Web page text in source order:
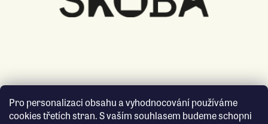
Pro personalizaci obsahu a vyhodnocování používáme
cookies třetích stran. S vaším souhlasem budeme schopni